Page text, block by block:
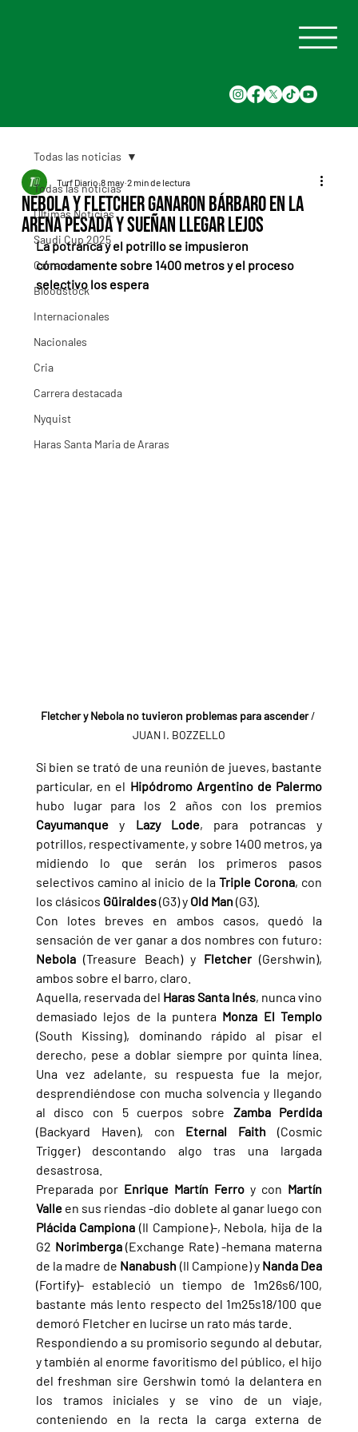
Todas las noticias
Últimas Noticias
Saudi Cup 2025
Carreras
Bloodstock
Internacionales
Nacionales
Cria
Carrera destacada
Nyquist
Haras Santa Maria de Araras
Todas las noticias
Nebola y Fletcher ganaron bárbaro en la
arena pesada y sueñan llegar lejos
Turf Diario 8 may 2 min de lectura
La potranca y el potrillo se impusieron
cómodamente sobre 1400 metros y el proceso
selectivo los espera
Fletcher y Nebola no tuvieron problemas para ascender /
JUAN I. BOZZELLO
Si bien se trató de una reunión de jueves, bastante
particular, en el
Cayumanque y Lazy Lode, para potrancas y
potrillos, respectivamente, y sobre 1400 metros, ya
midiendo lo que serán los primeros pasos
selectivos camino al inicio de la Triple Corona, con
los clásicos Güiraldes (G3) y Old Man (G3).
Con lotes breves en ambos casos, quedó la
Nebola (Treasure Beach) y Fletcher (Gershwin),
ambos sobre el barro, claro.
Aquella, reservada del Haras Santa Inés, nunca vino
demasiado lejos de la puntera
(South Kissing), dominando rápido al pisar el
derecho, pese a doblar siempre por quinta línea.
Una vez adelante, su respuesta fue la mejor,
desprendiéndose con mucha solvencia y llegando
al disco con 5 cuerpos sobre
(Backyard Haven), con Eternal Faith (Cosmic
Trigger) descontando algo tras una largada
desastrosa.
Preparada por Enrique Martín Ferro y con Martín
Valle
Plácida Campiona (Il Campione)-, Nebola, hija de la
G2 Norimberga (Exchange Rate) -hemana materna
de la madre de Nanabush (Il Campione) y
(Fortify)- estableció un tiempo de 1m26s6/100,
bastante más lento respecto del 1m25s18/100 que
demoró Fletcher en lucirse un rato más tarde.
Respondiendo a su promisorio segundo al debutar,
y también al enorme favoritismo del público, el hijo
del freshman sire Gershwin tomó la delantera en
los tramos iniciales y se vino de un viaje,